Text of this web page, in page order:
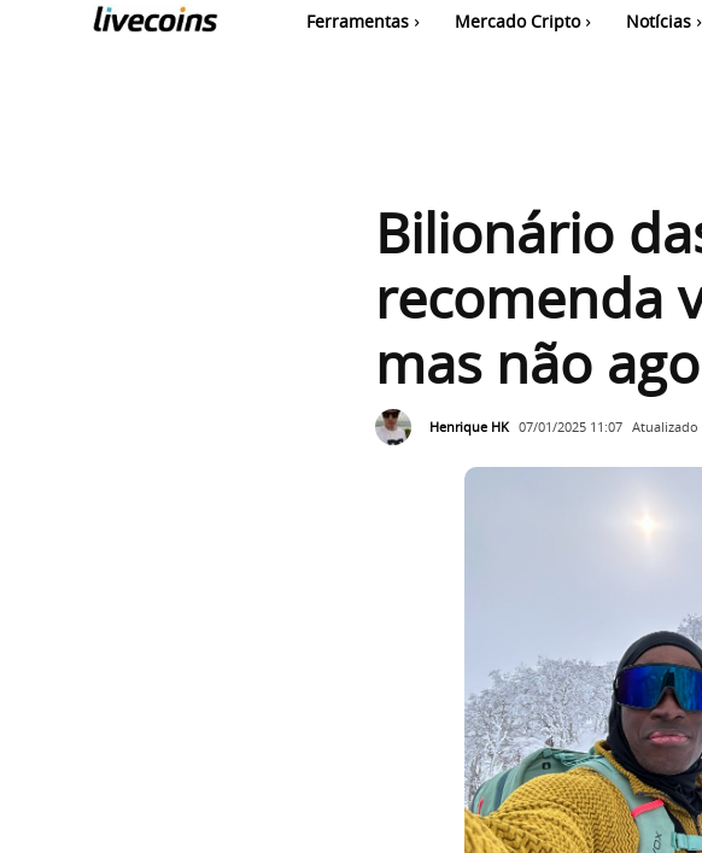
Ferramentas Mercado Cripto Notícias
Bilionário
recomenda
mas não
Henrique HK 07/01/2025 11:07 Atualizado